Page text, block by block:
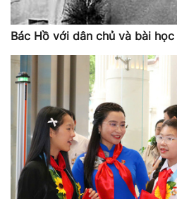
Bác Hồ với dân chủ và bài